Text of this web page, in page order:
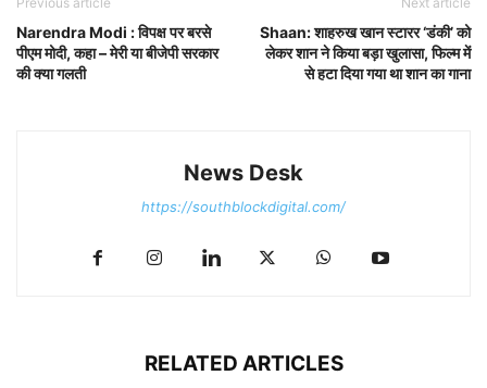
Narendra Modi : विपक्ष पर बरसे
पीएम मोदी, कहा – मेरी या बीजेपी सरकार
की क्या गलती
Shaan: शाहरुख खान स्टारर ‘डंकी’ को
लेकर शान ने किया बड़ा खुलासा, फिल्म में
से हटा दिया गया था शान का गाना
News Desk
https://southblockdigital.com/
RELATED ARTICLES